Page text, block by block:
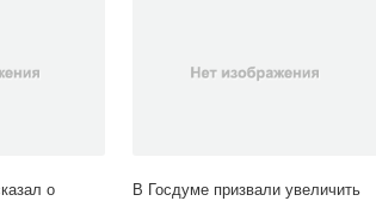
о
В Госдуме призвали увеличить